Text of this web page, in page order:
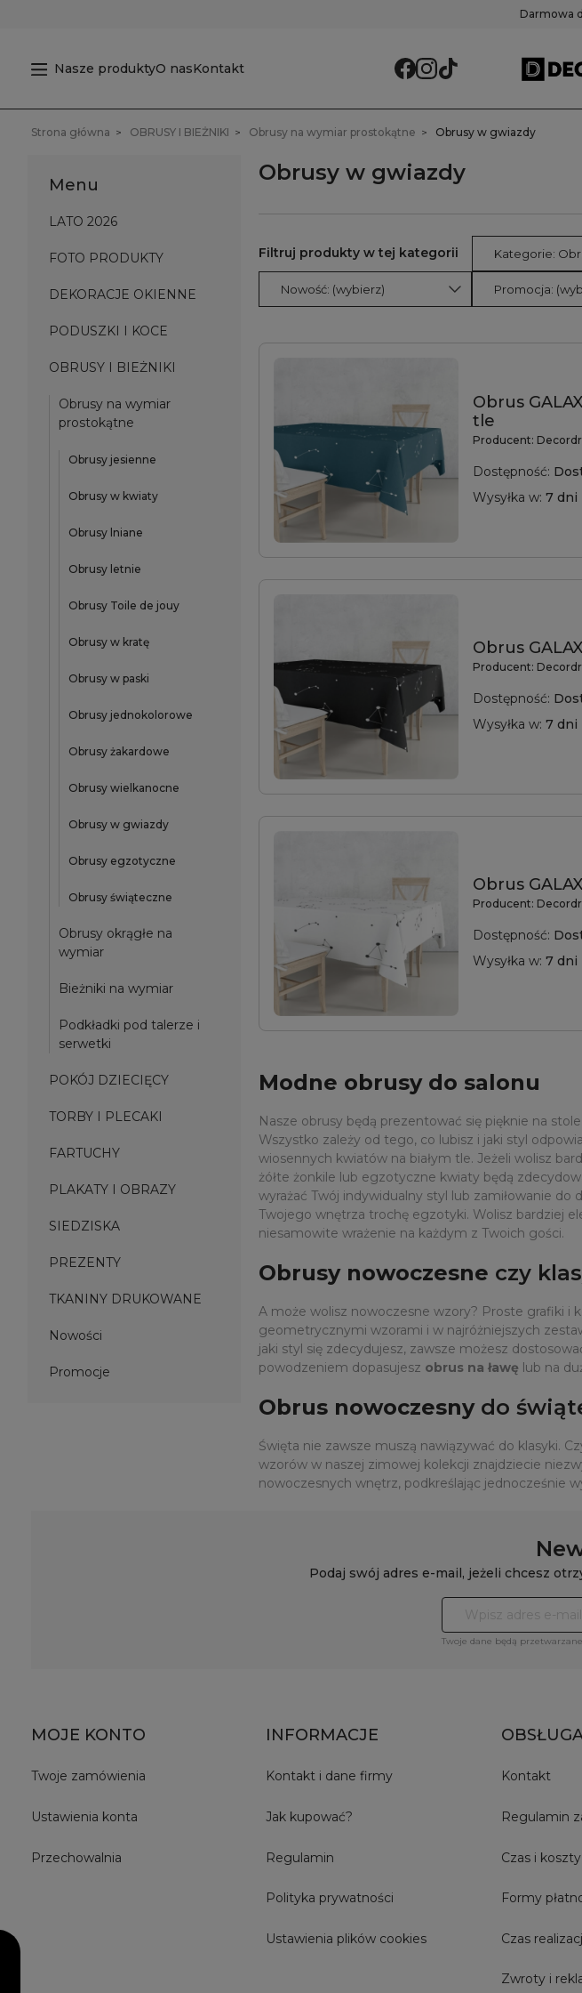
Darmowa
Nasze produktyO nasKontakt
Strona główna OBRUSY I BIEŻNIKI Obrusy na wymiar prostokątne Obrusy w gwiazdy
Menu
LATO 2026
FOTO PRODUKTY
DEKORACJE OKIENNE
PODUSZKI I KOCE
OBRUSY I BIEŻNIKI
Obrusy na wymiar
prostokątne
Obrusy jesienne
Obrusy w kwiaty
Obrusy lniane
Obrusy letnie
Obrusy Toile de jouy
Obrusy w kratę
Obrusy w paski
Obrusy jednokolorowe
Obrusy żakardowe
Obrusy wielkanocne
Obrusy w gwiazdy
Obrusy egzotyczne
Obrusy świąteczne
Obrusy okrągłe na
wymiar
Bieżniki na wymiar
Podkładki pod talerze i
serwetki
POKÓJ DZIECIĘCY
TORBY I PLECAKI
FARTUCHY
PLAKATY I OBRAZY
SIEDZISKA
PREZENTY
TKANINY DRUKOWANE
Nowości
Promocje
Obrusy w gwiazdy
Nowość: (wybierz) Promocja:
Obrus
tle
Producent:
Dostępność:
Wysyłka w: 7 dni
Obrus
Producent:
Dostępność:
Wysyłka w: 7 dni
Obrus
Producent:
Dostępność:
Wysyłka w: 7 dni
Modne obrusy do salonu
Nasze obrusy będą prezentować się pięknie na
Wszystko zależy od tego, co lubisz i jaki styl
wiosennych kwiatów na białym tle. Jeżeli wolisz
żółte żonkile lub egzotyczne kwiaty będą
wyrażać Twój indywidualny styl lub zamiłowanie
Twojego wnętrza trochę egzotyki. Wolisz bardziej
niesamowite wrażenie na każdym z Twoich gości.
Obrusy nowoczesne czy
A może wolisz nowoczesne wzory? Proste grafiki i
geometrycznymi wzorami i w najróżniejszych
jaki styl się zdecydujesz, zawsze możesz
powodzeniem dopasujesz obrus na ławę lub na
Obrus nowoczesnydo
Święta nie zawsze muszą nawiązywać do klasyki.
wzorów w naszej zimowej kolekcji znajdziecie
nowoczesnych wnętrz, podkreślając jednocześnie
Podaj swój adres e-mail, jeżeli chcesz
Twoje dane będą
MOJE KONTO
Twoje zamówienia
Ustawienia konta
Przechowalnia
INFORMACJE
Kontakt i dane firmy
Jak kupować?
Regulamin
Polityka prywatności
Ustawienia plików cookies
Kontakt
Regulamin
Czas i
Formy
Czas
Zwroty i